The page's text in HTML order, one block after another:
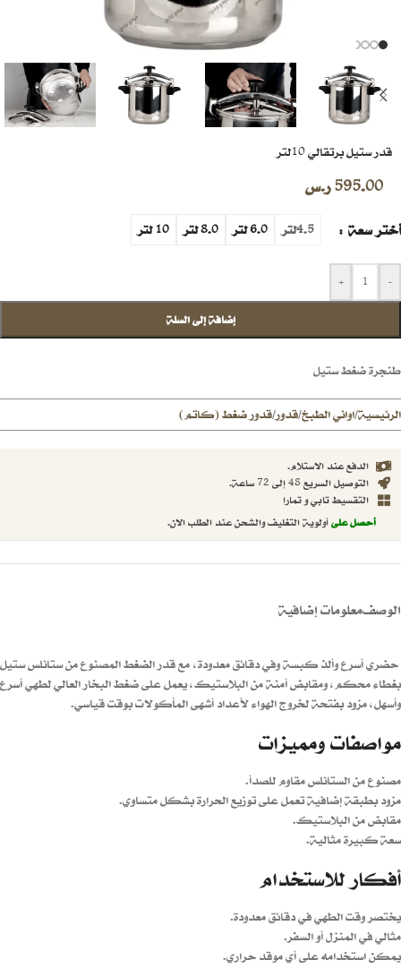
قدر ستيل برتقالي 10لتر
595.00ر.س
أختر سعة 4.5لتر 6.0 لتر 8.0 لتر 10 لتر
-
+
إضافة إلى السلة
طنجرة ضغط ستيل
الرئيسية/اواني الطبخ/قدور/قدور ضغط (كاتم)
الدفع عند الاستلام.
التوصيل السريع 48 إلى 72 ساعة.
التقسيط تابي و تمارا
أحصل علىأولوية التغليف والشحن عند الطلب الان.
الوصفمعلومات إضافية
حضري أسرع وألذ كبسة وفي دقائق معدودة، مع قدر الضغط المصنوع من ستانلس ستيل
بغطاء محكم، ومقابض أمنة من البلاستيك، يعمل على ضغط البخار العالي لطهي أسرع
وأسهل، مزود بفتحة لخروج الهواء لأعداد أشهى المأكولات بوقت قياسي.
مواصفات ومميزات
مصنوع من الستانلس مقاوم للصدأ.
مزود بطبقة إضافية تعمل على توزيع الحرارة بشكل متساوي.
مقابض من البلاستيك.
سعة كبيرة مثالية.
أفكار للاستخدام
يختصر وقت الطهي في دقائق معدودة.
مثالي في المنزل أو السفر.
يمكن استخدامه على أي موقد حراري.